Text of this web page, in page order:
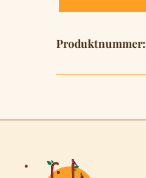
Produktnummer: